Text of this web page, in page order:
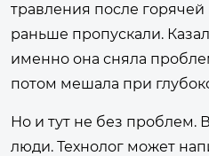
травления после горячей
раньше пропускали.
именно она сняла
потом мешала при
Но и тут не без проблем.
люди. Технолог может